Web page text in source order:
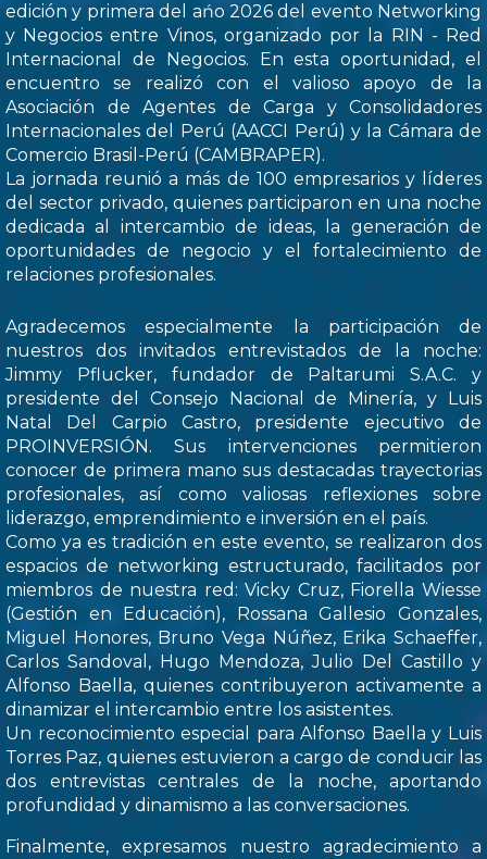
edición y primera del ańo 2026 del evento Networking
y Negocios entre Vinos, organizado por la RIN - Red
Internacional de Negocios. En esta oportunidad, el
encuentro se realizó con el valioso apoyo de la
Asociación de Agentes de Carga y Consolidadores
Internacionales del Perú (AACCI Perú) y la Cámara de
Comercio Brasil-Perú (CAMBRAPER).
La jornada reunió a más de 100 empresarios y líderes
del sector privado, quienes participaron en una noche
dedicada al intercambio de ideas, la generación de
oportunidades de negocio y el fortalecimiento de
relaciones profesionales.
Agradecemos especialmente la participación de
nuestros dos invitados entrevistados de la noche:
Jimmy Pflucker, fundador de Paltarumi S.A.C. y
presidente del Consejo Nacional de Minería, y Luis
Natal Del Carpio Castro, presidente ejecutivo de
PROINVERSIÓN. Sus intervenciones permitieron
conocer de primera mano sus destacadas trayectorias
profesionales, así como valiosas reflexiones sobre
liderazgo, emprendimiento e inversión en el país.
Como ya es tradición en este evento, se realizaron dos
espacios de networking estructurado, facilitados por
miembros de nuestra red: Vicky Cruz, Fiorella Wiesse
(Gestión en Educación), Rossana Gallesio Gonzales,
Miguel Honores, Bruno Vega Núñez, Erika Schaeffer,
Carlos Sandoval, Hugo Mendoza, Julio Del Castillo y
Alfonso Baella, quienes contribuyeron activamente a
dinamizar el intercambio entre los asistentes.
Un reconocimiento especial para Alfonso Baella y Luis
Torres Paz, quienes estuvieron a cargo de conducir las
dos entrevistas centrales de la noche, aportando
profundidad y dinamismo a las conversaciones.
Finalmente, expresamos nuestro agradecimiento a